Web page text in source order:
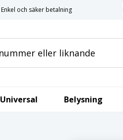
Enkel och säker betalning
Universal Belysning